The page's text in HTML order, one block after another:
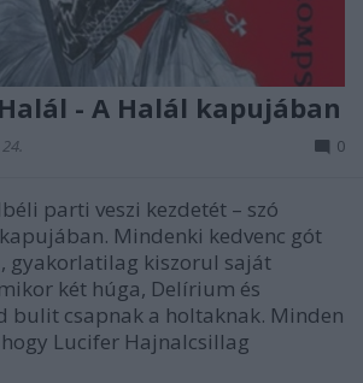
- A Halál kapujában
0
parti veszi kezdetét – szó
Mindenki kedvenc gót
gyakorlatilag kiszorul saját
két húga, Delírium és
bulit csapnak a holtaknak. Minden
Lucifer Hajnalcsillag